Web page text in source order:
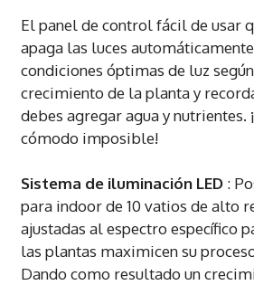
El panel de control fácil de usar
apaga las luces
condiciones óptimas de luz
crecimiento de la planta y
debes agregar agua y nutrientes.
cómodo imposible!
Sistema de iluminación LED :
para indoor de 10 vatios de alto
ajustadas al espectro específico
las plantas maximicen su
Dando como resultado un